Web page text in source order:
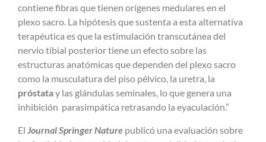
contiene fibras que tienen orígenes medulares en el
plexo sacro. La hipótesis que sustenta a esta alternativa
terapéutica es que la estimulación transcutánea del
nervio tibial posterior tiene un efecto sobre las
estructuras anatómicas que dependen del plexo sacro
como la musculatura del piso pélvico, la uretra, la
próstatay las glándulas seminales, lo que genera una
inhibición parasimpática retrasando la eyaculación.”
El Journal Springer Nature publicó una evaluación sobre